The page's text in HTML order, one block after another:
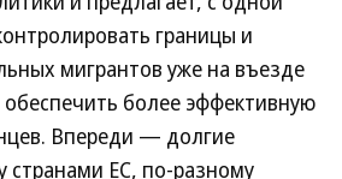
границы и
мигрантов уже на въезде
более эффективную
Впереди — долгие
странами ЕС, по-разному